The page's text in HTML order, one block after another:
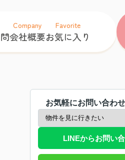
Company
会社概要
Favorite
お気に入り
お気軽にお問い合わ
LINEからお問い